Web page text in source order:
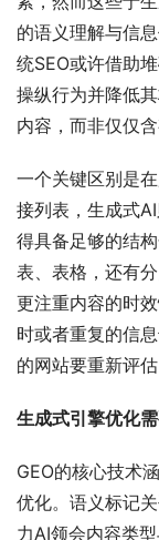
的语义理解与信
统SEO或许借助
操纵行为并降低
内容，而非仅仅
一个关键区别是
接列表，生成式
得具备足够的结
表、表格，还有
更注重内容的时
时或者重复的信
的网站要重新评
生成式引擎优化
GEO的核心技术
优化。语义标记
力AI领会内容类